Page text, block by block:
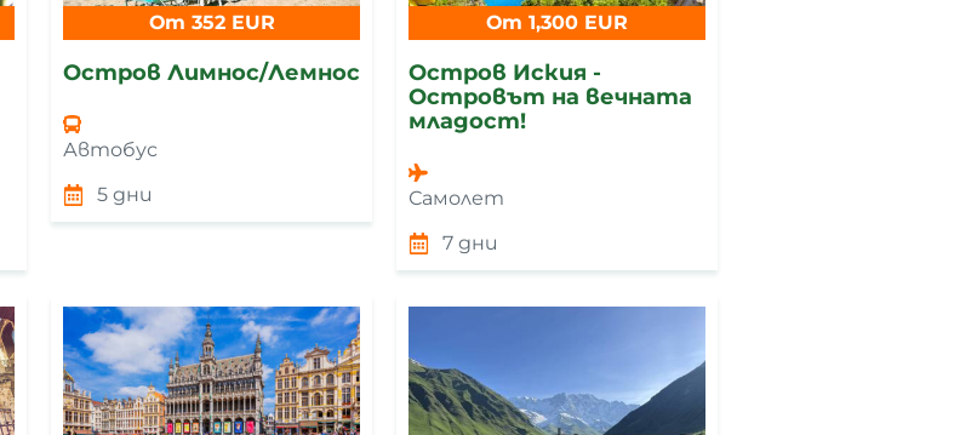
От 352 EUR
Остров Лимнос/Лемнос
Автобус
5 дни
От 1,300 EUR
Остров Иския -
Островът на вечната
младост!
Самолет
7 дни